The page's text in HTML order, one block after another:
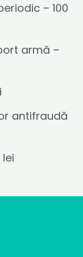
– 100
armă –
antifraudă